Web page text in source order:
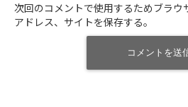
次回のコメントで使用するためブラ
アドレス、サイトを保存する。